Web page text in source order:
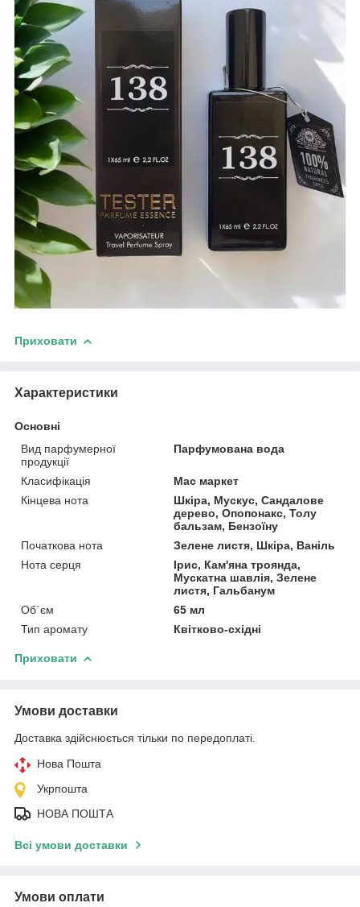
Приховати
Характеристики
Основні
Вид парфумерної
продукції
Парфумована вода
Класифікація
Мас маркет
Кінцева нота
Шкіра, Мускус, Сандалове
дерево, Опопонакс, Толу
бальзам, Бензоїну
Початкова нота
Зелене листя, Шкіра, Ваніль
Нота серця
Ірис, Кам'яна троянда,
Мускатна шавлія, Зелене
листя, Гальбанум
Об`єм
65 мл
Тип аромату
Квітково-східні
Приховати
Умови доставки
Доставка здійснюється тільки по передоплаті.
Нова Пошта
Укрпошта
НОВА ПОШТА
Всі умови доставки
Умови оплати